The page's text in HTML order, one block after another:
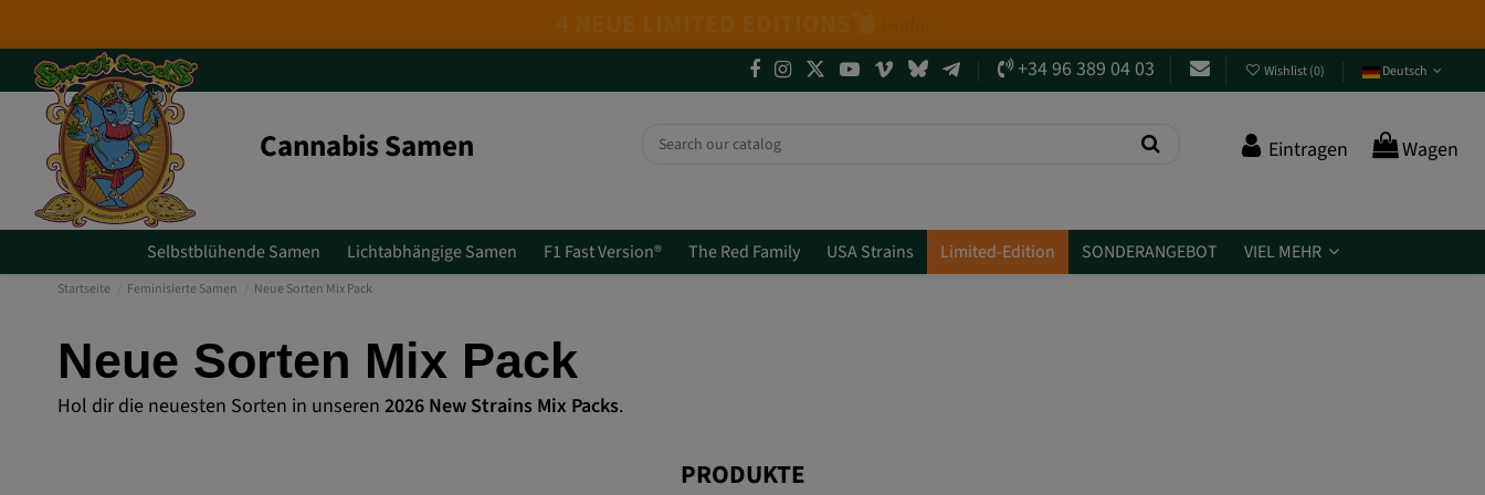
+34 96 389 04 03 Wishlist(0) Deutsch
Cannabis Samen Eintragen Wagen
Selbstblühende Samen Lichtabhängige Samen F1 Fast Version® The Red Family USA Strains Limited-Edition SONDERANGEBOT VIEL MEHR
Startseite Feminisierte Samen Neue Sorten Mix Pack
Neue Sorten Mix Pack
Hol dir die neuesten Sorten in unseren 2026 New Strains Mix Packs.
PRODUKTE